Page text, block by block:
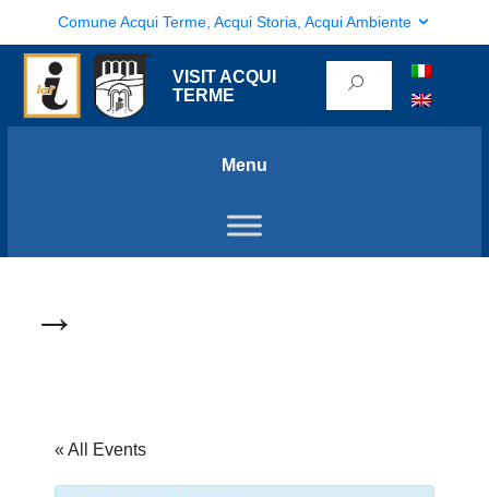
Comune Acqui Terme, Acqui Storia, Acqui Ambiente
VISIT ACQUI
TERME
Menu
→
« All Events